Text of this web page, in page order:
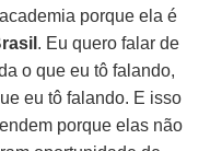
porque ela é
. Eu quero falar de
o que eu tô falando,
eu tô falando. E isso
porque elas não